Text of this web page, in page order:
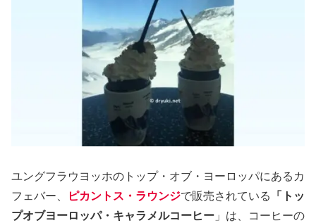
ユングフラウヨッホのトップ・オブ・ヨーロッパにあるカ
フェバー、
ピカントス・ラウンジで販売されている
「トッ
プオブヨーロッパ・キャラメルコーヒー 」は、コーヒーの